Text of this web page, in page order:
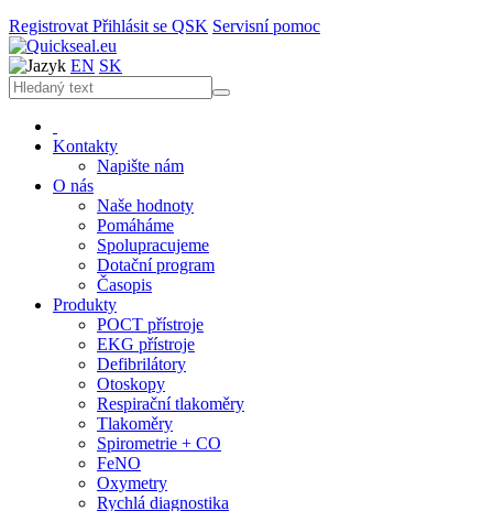
Registrovat Přihlásit se QSK Servisní pomoc
EN SK
Kontakty
Napište nám
O nás
Naše hodnoty
Pomáháme
Spolupracujeme
Dotační program
Časopis
Produkty
POCT přístroje
EKG přístroje
Defibrilátory
Otoskopy
Respirační tlakoměry
Tlakoměry
Spirometrie + CO
FeNO
Oxymetry
Rychlá diagnostika